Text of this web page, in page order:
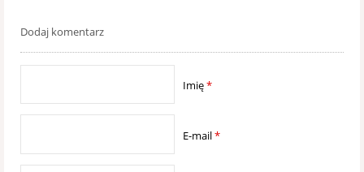
Dodaj komentarz
Imię*
E-mail*